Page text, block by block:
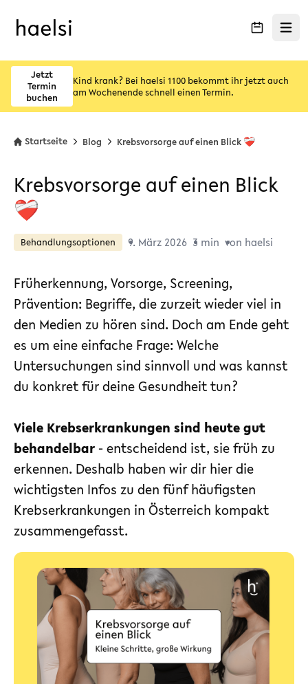
Menü
Jetzt
Termin
buchen
Kind krank? Bei haelsi 1100 bekommt ihr jetzt auch
am Wochenende schnell einen Termin.
Startseite Blog Krebsvorsorge auf einen Blick ❤️‍🩹
Krebsvorsorge auf einen Blick
❤️‍🩹
Behandlungsoptionen 9. März 2026 3 min von haelsi
Früherkennung, Vorsorge, Screening,
Prävention: Begriffe, die zurzeit wieder viel in
den Medien zu hören sind. Doch am Ende geht
es um eine einfache Frage: Welche
Untersuchungen sind sinnvoll und was kannst
du konkret für deine Gesundheit tun?
Viele Krebserkrankungen sind heute gut
behandelbar- entscheidend ist, sie früh zu
erkennen. Deshalb haben wir dir hier die
wichtigsten Infos zu den fünf häufigsten
Krebserkrankungen in Österreich kompakt
zusammengefasst.